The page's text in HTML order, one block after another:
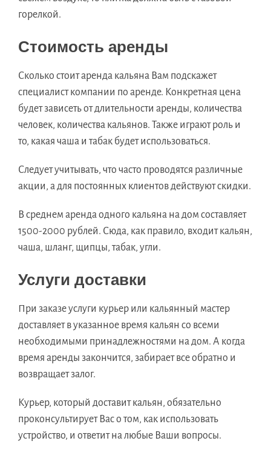
горелкой.
Стоимость аренды
Сколько стоит аренда кальяна Вам подскажет
специалист компании по аренде. Конкретная цена
будет зависеть от длительности аренды, количества
человек, количества кальянов. Также играют роль и
то, какая чаша и табак будет использоваться.
Следует учитывать, что часто проводятся различные
акции, а для постоянных клиентов действуют скидки.
В среднем аренда одного кальяна на дом составляет
1500-2000 рублей. Сюда, как правило, входит кальян,
чаша, шланг, щипцы, табак, угли.
Услуги доставки
При заказе услуги курьер или кальянный мастер
доставляет в указанное время кальян со всеми
необходимыми принадлежностями на дом. А когда
время аренды закончится, забирает все обратно и
возвращает залог.
Курьер, который доставит кальян, обязательно
проконсультирует Вас о том, как использовать
устройство, и ответит на любые Ваши вопросы.